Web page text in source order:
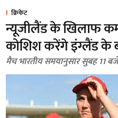
क्रिकेट
न्यूजीलैंड के खिलाफ
कोशिश करेंगे इंग्लैंड के
मैच भारतीय समयानुसार सुबह 11